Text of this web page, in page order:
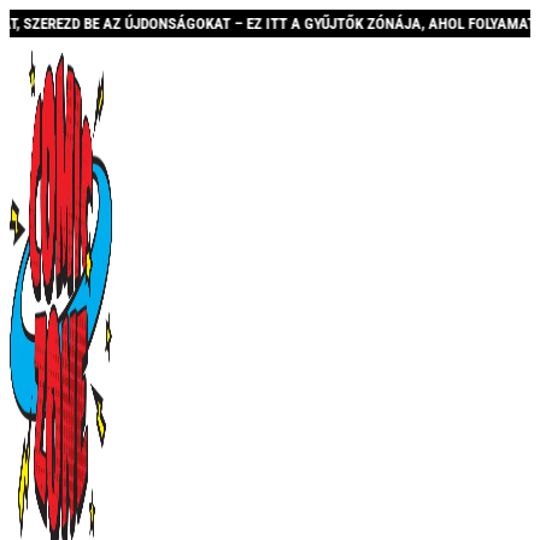
AZ ÚJDONSÁGOKAT – EZ ITT A GYŰJTŐK ZÓNÁJA, AHOL FOLYAMATOSAN